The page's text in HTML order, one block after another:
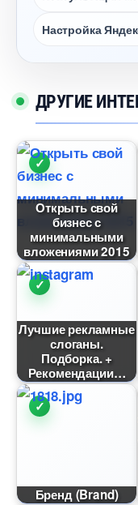
Настройка
ДРУГИЕ
Открыть свой
изнес с
минимальными
ложениями 2015
Лучшие рекламные
слоганы.
Подборка. +
Рекомендации
Бренд (Brand)